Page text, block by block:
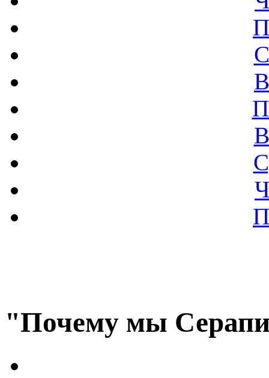
"Почему мы